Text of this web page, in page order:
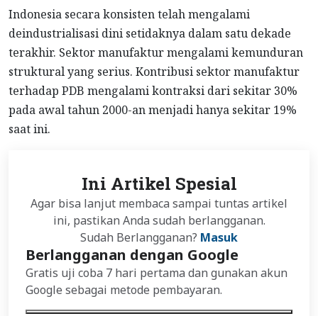
Indonesia secara konsisten telah mengalami
deindustrialisasi dini setidaknya dalam satu dekade
terakhir. Sektor manufaktur mengalami kemunduran
struktural yang serius. Kontribusi sektor manufaktur
terhadap PDB mengalami kontraksi dari sekitar 30%
pada awal tahun 2000-an menjadi hanya sekitar 19%
saat ini.
Ini Artikel Spesial
Agar bisa lanjut membaca sampai tuntas artikel
ini, pastikan Anda sudah berlangganan.
Sudah Berlangganan? Masuk
Berlangganan dengan Google
Gratis uji coba 7 hari pertama dan gunakan akun
Google sebagai metode pembayaran.